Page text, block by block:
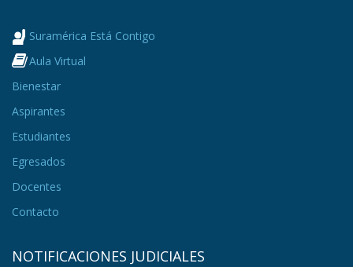
Suramérica Está Contigo
Aula Virtual
Bienestar
Aspirantes
Estudiantes
Egresados
Docentes
Contacto
NOTIFICACIONES JUDICIALES